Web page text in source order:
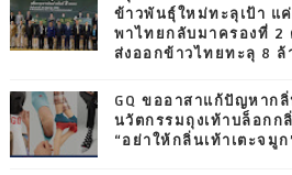
ข้าวพันธุ์ใหม่ทะลุเป้า แ
พาไทยกลับมาครองที่ 2
ส่งออกข้าวไทยทะลุ 8 ล้
GQ ขออาสาแก้ปัญหาก
นวัตกรรมถุงเท้าบล็อก
“อย่าให้กลิ่นเท้าเตะจมูก